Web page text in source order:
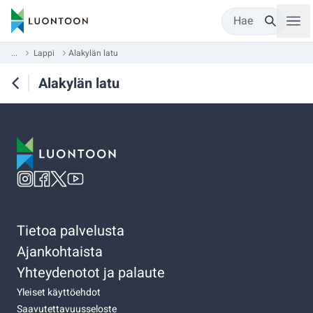
Hae
... Lappi Alakylän latu
Alakylän latu
Tietoa palvelusta
Ajankohtaista
Yhteydenotot ja palaute
Yleiset käyttöehdot
Saavutettavuusseloste